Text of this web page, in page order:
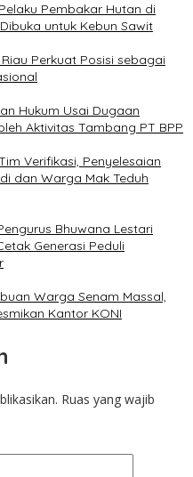
Pembakar Hutan di
untuk Kebun Sawit
Perkuat Posisi sebagai
Hukum Usai Dugaan
Aktivitas Tambang PT BPP
Verifikasi, Penyelesaian
dan Warga Mak Teduh
Bhuwana Lestari
Generasi Peduli
Warga Senam Massal,
Kantor KONI
Ruas yang wajib